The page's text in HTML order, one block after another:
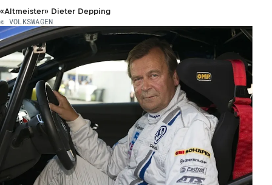
«Altmeister» Dieter Depping
© VOLKSWAGEN